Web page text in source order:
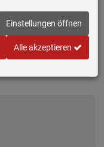
Einstellungen öffnen
Alle akzeptieren